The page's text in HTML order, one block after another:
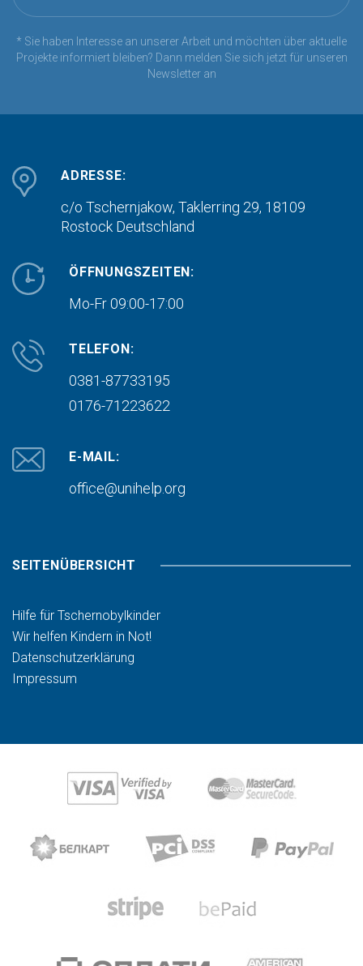
* Sie haben Interesse an unserer Arbeit und möchten über aktuelle
Projekte informiert bleiben? Dann melden Sie sich jetzt für unseren
Newsletter an
ADRESSE:
c/o Tschernjakow, Taklerring 29, 18109
Rostock Deutschland
ÖFFNUNGSZEITEN:
Mo-Fr 09:00-17:00
TELEFON:
0381-87733195
0176-71223622
E-MAIL:
office@unihelp.org
SEITENÜBERSICHT
Hilfe für Tschernobylkinder
Wir helfen Kindern in Not!
Datenschutzerklärung
Impressum